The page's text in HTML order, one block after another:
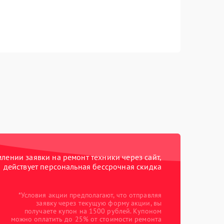
заявки на ремонт техники через сайт,
действует персональная бессрочная скидка
*Условия акции предполагают, что отправляя
заявку через текущую форму акции, вы
получаете купон на 1500 рублей. Купоном
можно оплатить до 25% от стоимости ремонта